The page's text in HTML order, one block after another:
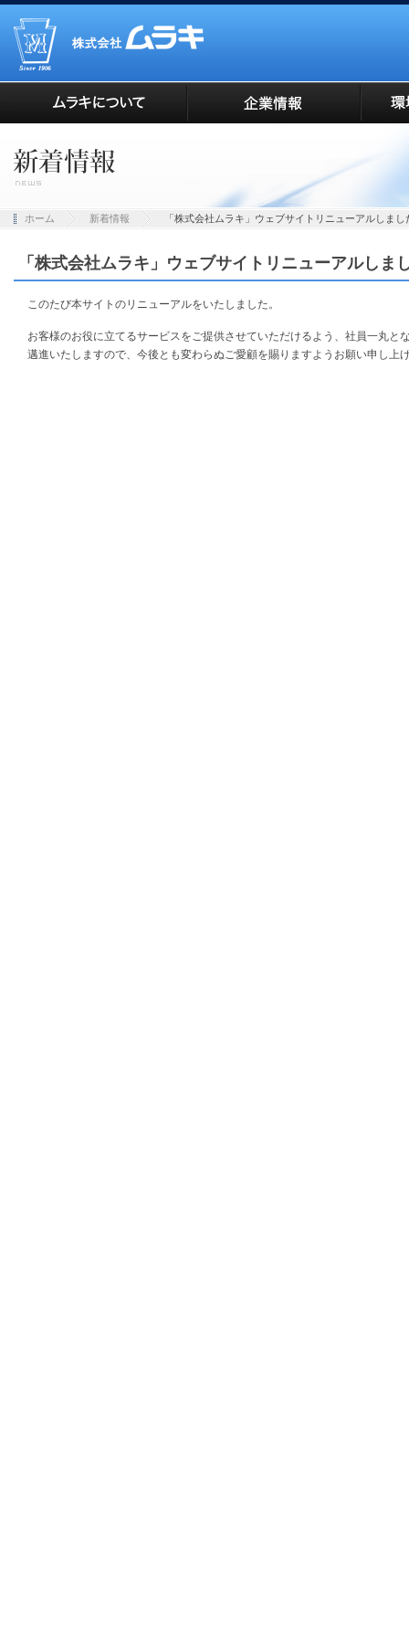
ホーム 新着情報 「株式会社ムラキ」ウェブサイトリニューアルしまし
「株式会社ムラキ」ウェブサイトリニューアルしま
このたび本サイトのリニューアルをいたしました。
お客様のお役に立てるサービスをご提供させていただけるよう、社員一丸と
邁進いたしますので、今後とも変わらぬご愛顧を賜りますようお願い申し上